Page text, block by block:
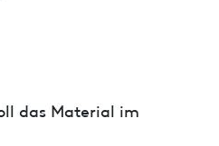
das Material im